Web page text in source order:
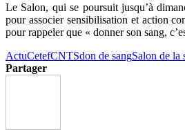
Le Salon, qui se poursuit jusqu’à
pour associer sensibilisation et action
pour rappeler que « donner son sang,
ActuCetefCNTSdon de sangSalon de la
Partager